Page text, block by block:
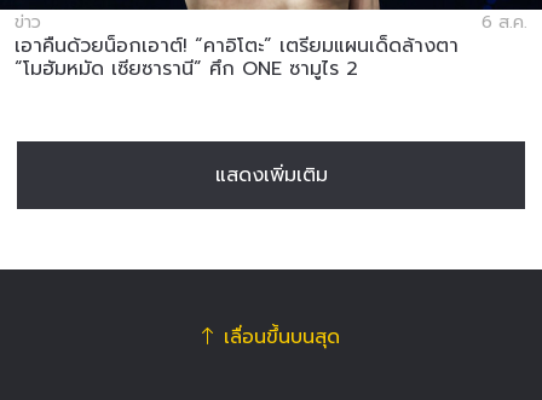
ข่าว 6 ส.ค.
เอาคืนด้วยน็อกเอาต์! “คาอิโตะ” เตรียมแผนเด็ดล้างตา
“โมฮัมหมัด เซียซารานี” ศึก ONE ซามูไร 2
แสดงเพิ่มเติม
เลื่อนขึ้นบนสุด